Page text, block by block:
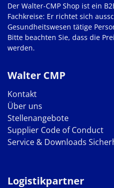
Walter CMP
Kontakt
Über uns
Stellenangebote
Supplier Code of Conduct
Service & Downloads
Der Walter-CMP Shop ist ein
Fachkreise: Er richtet sich
Gesundheitswesen tätige
Bitte beachten Sie, dass die
werden.
Logistikpartner